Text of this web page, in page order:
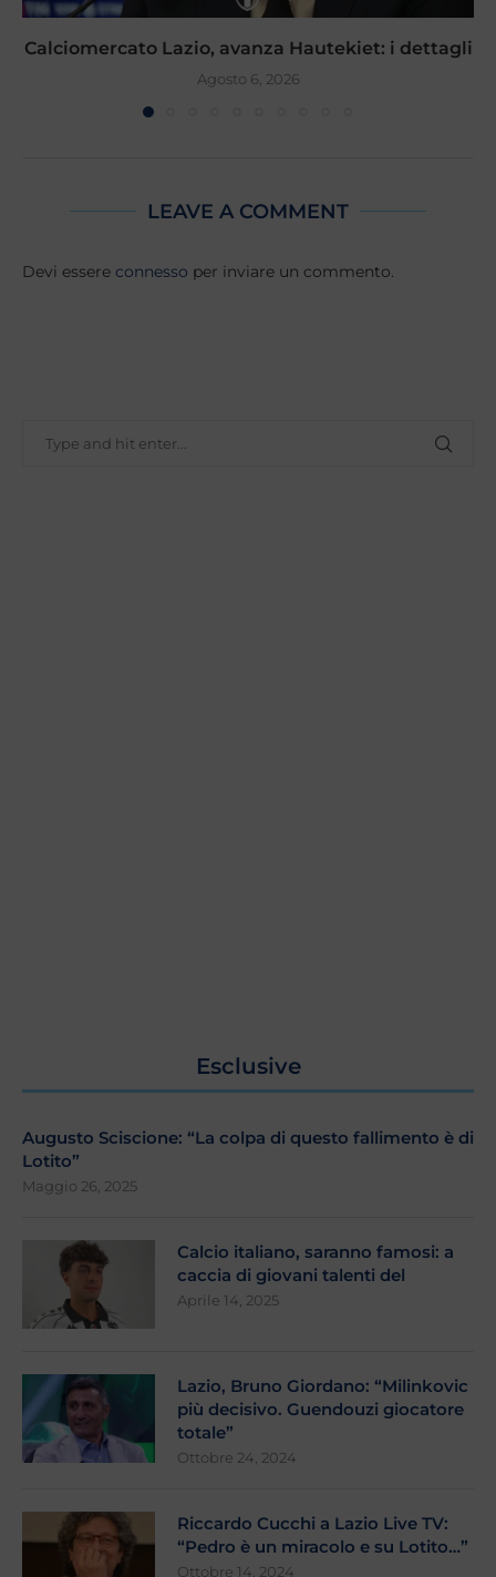
Calciomercato Lazio, avanza Hautekiet: i dettagli
Agosto 6, 2026
LEAVE A COMMENT
Devi essere connesso per inviare un commento.
Esclusive
Augusto Sciscione: “La colpa di questo fallimento è di
Lotito”
Maggio 26, 2025
Calcio italiano, saranno famosi: a
caccia di giovani talenti del
Aprile 14, 2025
Lazio, Bruno Giordano: “Milinkovic
più decisivo. Guendouzi giocatore
totale”
Ottobre 24, 2024
Riccardo Cucchi a Lazio Live TV:
“Pedro è un miracolo e su Lotito…”
Ottobre 14, 2024